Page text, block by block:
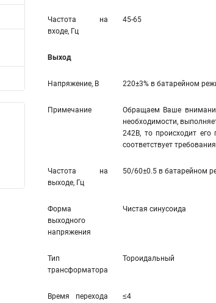
Частота на
входе, Гц
45-65
Выход
Напряжение, В 220±3% в батарейном
Примечание
Обращаем Ваше
необходимости,
242В, то происходит его
соответствует
Частота на
выходе, Гц
50/60±0.5 в батарейном
Форма
выходного
напряжения
Чистая синусоида
Тип
трансформатора
Тороидальный
Время перехода
≤4